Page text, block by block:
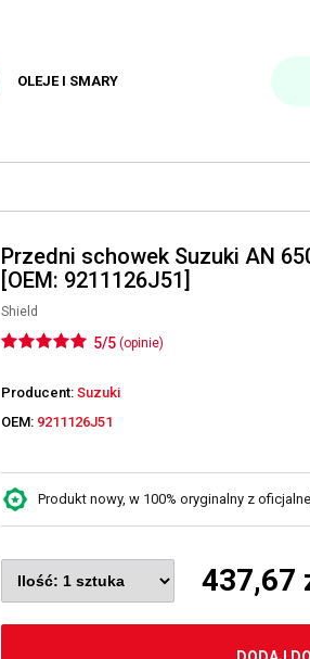
OLEJE I SMARY
Przedni schowek Suzuki AN
[OEM: 9211126J51]
Shield
5/5 (opinie)
Producent: Suzuki
OEM: 9211126J51
Produkt nowy, w 100% oryginalny z
437,67